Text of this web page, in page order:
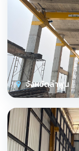
จังหวัดลำพูน